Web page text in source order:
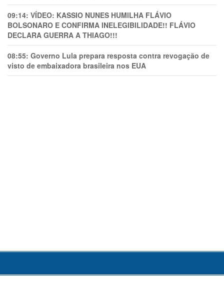
09:14: VÍDEO: KASSIO NUNES HUMlLHA FLÁVIO
BOLSONARO E CONFIRMA INELEGIBILIDADE!! FLÁVIO
DECLARA GUERRA A THIAGO!!!
08:55: Governo Lula prepara resposta contra revogação de
visto de embaixadora brasileira nos EUA